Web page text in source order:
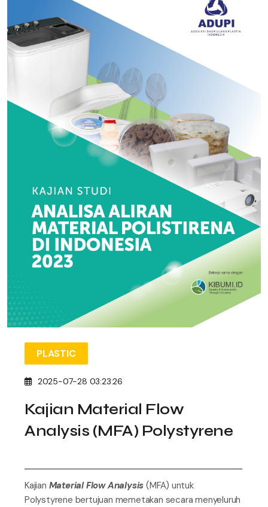
PLASTIC
2025-07-28 03:23:26
Kajian Material Flow
Analysis (MFA) Polystyrene
Kajian Material Flow Analysis (MFA) untuk
Polystyrene bertujuan memetakan secara menyeluruh